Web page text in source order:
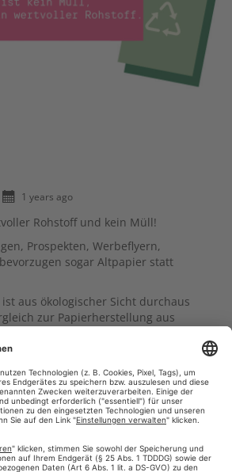
1 years ago
Rohstoff und kein Müll!
Prospekten, Werbeflyern,
sogar Altpapier statt
aus ökologischer Sicht durchaus
zur Papierherstellung aus
benötigt.
sogar Altpapier aus dem Ausland
Bedarf zu decken.
,#pressedruck,